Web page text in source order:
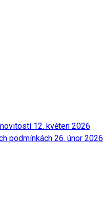
12. květen 2026
podmínkách 26. únor 2026